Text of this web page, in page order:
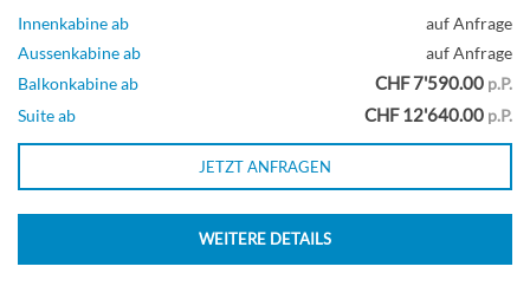
Balkonkabine
Junior Suite mit Balkon-[09]
Innenkabine ab
auf Anfrage
Aussenkabine ab
auf Anfrage
Balkonkabine ab
CHF 7'590.00 p.P.
Suite ab
CHF 12'640.00 p.P.
JETZT ANFRAGEN
WEITERE DETAILS